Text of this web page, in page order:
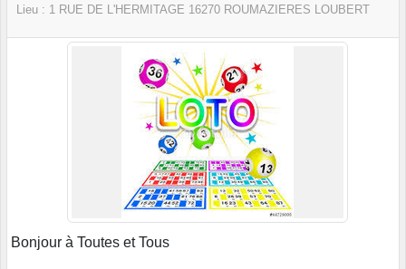
Lieu : 1 RUE DE L'HERMITAGE 16270 ROUMAZIERES LOUBERT
Bonjour à Toutes et Tous